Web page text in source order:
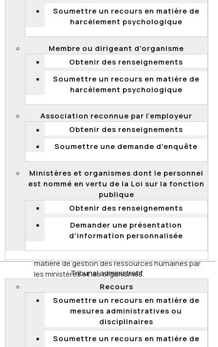
Soumettre un recours en matière de
harcèlement psychologique
Membre ou dirigeant d'organisme
Obtenir des renseignements
Soumettre un recours en matière de
harcèlement psychologique
Association reconnue par l’employeur
Obtenir des renseignements
Soumettre une demande d'enquête
Ministères et organismes dont le personnel
est nommé en vertu de la Loi sur la fonction
publique
Obtenir des renseignements
Demander une présentation
d'information personnalisée
Tribunal administratif
Recours
Soumettre un recours en matière de
mesures administratives ou
disciplinaires
Soumettre un recours en matière de
La Commission peut-elle me donner des
conseils juridiques ou m’aider à me préparer
en vue d’une médiation ou d’une audience?
l’interne, suis-je obligé de collaborer ou dois-je
attendre la médiation offerte par la
Qu'est-ce qu'un moyen préliminaire?
Qu'est-ce qu'un désistement?
Qu’est-ce que la Commission de la
La Commission de la fonction publique est un
organisme neutre et indépendant qui a pour mission de
favoriser :
l'égalité d'accès de toutes les citoyennes et de
tous les citoyens à la fonction publique
québécoise;
la compétence des personnes recrutées et
l'impartialité et l'équité des décisions prises en
matière de gestion des ressources humaines par
les ministères et les organismes.
Pour mener à bien sa mission, elle agit à la fois comme
tribunal administratifetorganisme de surveillance.
Ses membres étant nommés par l’Assemblée nationale,
elle est neutre et impartiale; elle n’a pas de parti pris ni
pour le fonctionnaire, ni pour l’employeur, ni pour les